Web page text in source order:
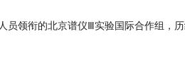
员领衔的北京谱仪Ⅲ实验国际合作组，